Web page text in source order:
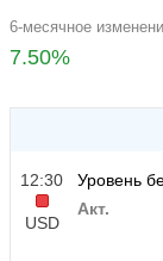
6-месячное
7.50%
12:30
USD
Уровень
Акт.